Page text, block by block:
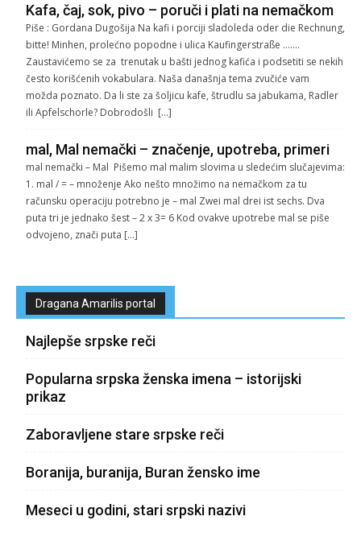
Kafa, čaj, sok, pivo – poruči i plati na nemačkom
Piše : Gordana Dugošija Na kafi i porciji sladoleda oder die Rechnung,
bitte! Minhen, prolećno popodne i ulica Kaufingerstraße …….
Zaustavićemo se za trenutak u bašti jednog kafića i podsetiti se nekih
često korišćenih vokabulara. Naša današnja tema zvučiće vam
možda poznato. Da li ste za šoljicu kafe, štrudlu sa jabukama, Radler
ili Apfelschorle? Dobrodošli […]
mal, Mal nemački – značenje, upotreba, primeri
mal nemački – Mal Pišemo mal malim slovima u sledećim slučajevima:
1. mal / = – množenje Ako nešto množimo na nemačkom za tu
računsku operaciju potrebno je – mal Zwei mal drei ist sechs. Dva
puta tri je jednako šest – 2 x 3= 6 Kod ovakve upotrebe mal se piše
odvojeno, znači puta […]
Dragana Amarilis portal
Najlepše srpske reči
Popularna srpska ženska imena – istorijski
prikaz
Zaboravljene stare srpske reči
Boranija, buranija, Buran žensko ime
Meseci u godini, stari srpski nazivi